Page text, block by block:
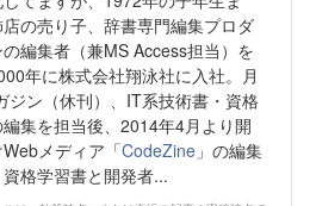
の売り子、辞書専門編集プロダ
編集者（兼MS Access担当）を
年に株式会社翔泳社に入社。月
ジン（休刊）、IT系技術書・資格
集を担当後、2014年4月より開
メディア「CodeZine 」の編集
格学習書と開発者...